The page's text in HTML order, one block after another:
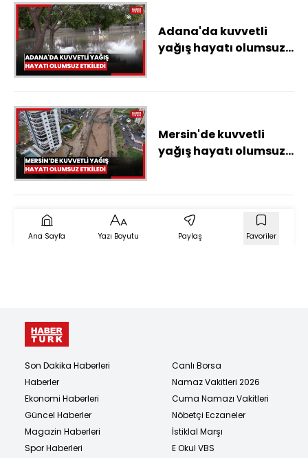
Adana'da kuvvetli
yağış hayatı olumsuz
Mersin'de kuvvetli
yağış hayatı olumsuz
Ana Sayfa Yazı Boyutu Paylaş Favoriler
Son Dakika Haberleri
Haberler
Ekonomi Haberleri
Güncel Haberler
Magazin Haberleri
Spor Haberleri
Canlı Borsa
Namaz Vakitleri 2026
Cuma Namazı Vakitleri
Nöbetçi Eczaneler
İstiklal Marşı
E Okul VBS